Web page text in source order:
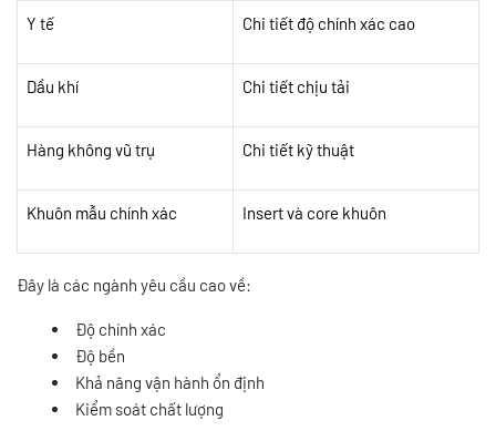
Y tế Chi tiết độ chính xác cao
Dầu khí Chi tiết chịu tải
Hàng không vũ trụ Chi tiết kỹ thuật
Khuôn mẫu chính xác Insert và core khuôn
Đây là các ngành yêu cầu cao về:
Độ chính xác
Độ bền
Khả năng vận hành ổn định
Kiểm soát chất lượng